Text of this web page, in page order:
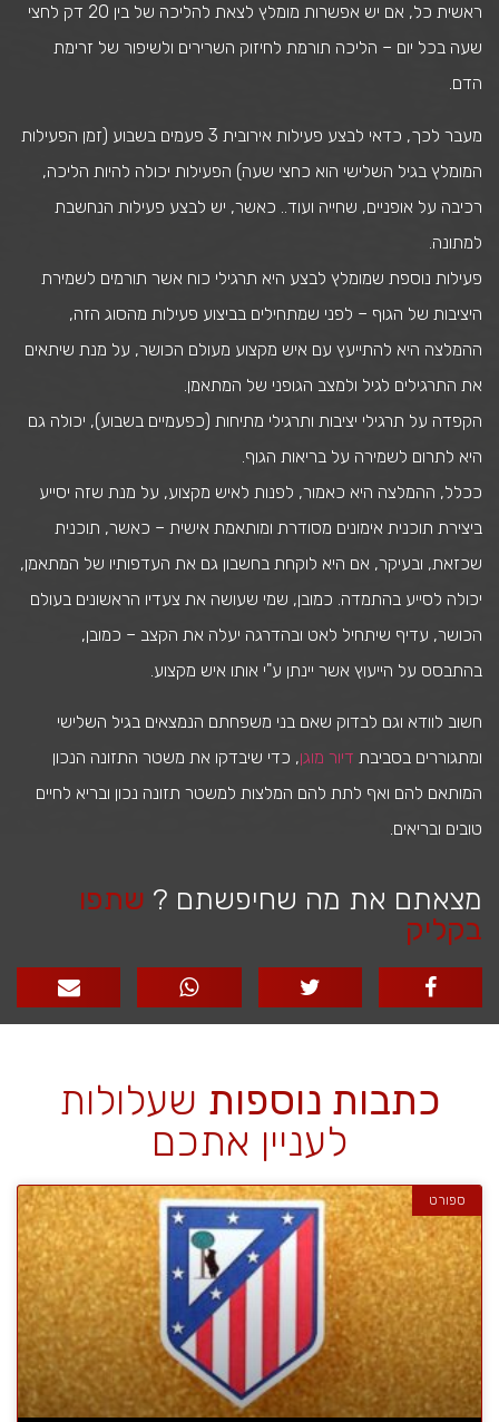
ראשית כל, אם יש אפשרות מומלץ לצאת להליכה של בין 20 דק לחצי
שעה בכל יום – הליכה תורמת לחיזוק השרירים ולשיפור של זרימת
הדם.
מעבר לכך, כדאי לבצע פעילות אירובית 3 פעמים בשבוע (זמן הפעילות
המומלץ בגיל השלישי הוא כחצי שעה) הפעילות יכולה להיות הליכה,
רכיבה על אופניים, שחייה ועוד.. כאשר, יש לבצע פעילות הנחשבת
למתונה.
פעילות נוספת שמומלץ לבצע היא תרגילי כוח אשר תורמים לשמירת
היציבות של הגוף – לפני שמתחילים בביצוע פעילות מהסוג הזה,
ההמלצה היא להתייעץ עם איש מקצוע מעולם הכושר, על מנת שיתאים
את התרגילים לגיל ולמצב הגופני של המתאמן.
הקפדה על תרגילי יציבות ותרגילי מתיחות (כפעמיים בשבוע), יכולה גם
היא לתרום לשמירה על בריאות הגוף.
ככלל, ההמלצה היא כאמור, לפנות לאיש מקצוע, על מנת שזה יסייע
ביצירת תוכנית אימונים מסודרת ומותאמת אישית – כאשר, תוכנית
שכזאת, ובעיקר, אם היא לוקחת בחשבון גם את העדפותיו של המתאמן,
יכולה לסייע בהתמדה. כמובן, שמי שעושה את צעדיו הראשונים בעולם
הכושר, עדיף שיתחיל לאט ובהדרגה יעלה את הקצב – כמובן,
בהתבסס על הייעוץ אשר יינתן ע"י אותו איש מקצוע.
חשוב לוודא וגם לבדוק שאם בני משפחתם הנמצאים בגיל השלישי
ומתגוררים בסביבת דיור מוגן, כדי שיבדקו את משטר התזונה הנכון
המותאם להם ואף לתת להם המלצות למשטר תזונה נכון ובריא לחיים
טובים ובריאים.
מצאתם את מה שחיפשתם ? שתפו
בקליק
כתבות נוספות שעלולות
לעניין אתכם
ספורט